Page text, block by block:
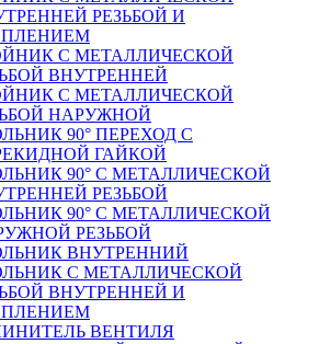
РЕЗЬБОЙ И
С МЕТАЛЛИЧЕСКОЙ
ВНУТРЕННЕЙ
С МЕТАЛЛИЧЕСКОЙ
НАРУЖНОЙ
90° ПЕРЕХОД С
ГАЙКОЙ
90° С МЕТАЛЛИЧЕСКОЙ
РЕЗЬБОЙ
90° С МЕТАЛЛИЧЕСКОЙ
РЕЗЬБОЙ
ВНУТРЕННИЙ
С МЕТАЛЛИЧЕСКОЙ
ВНУТРЕННЕЙ И
ВЕНТИЛЯ